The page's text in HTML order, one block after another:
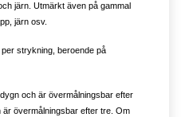
järn. Utmärkt även på gammal
järn osv.
strykning, beroende på
och är övermålningsbar efter
är övermålningsbar efter tre. Om